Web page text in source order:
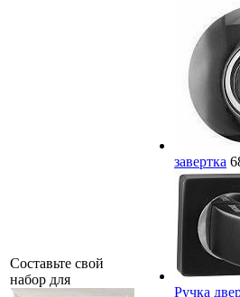
Составьте свой
набор для
завертка
Ручка